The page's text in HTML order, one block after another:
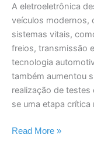
A eletroeletrônica
veículos modernos,
sistemas vitais,
freios, transmissão
tecnologia
também aumentou
realização de
se uma etapa
Read More »